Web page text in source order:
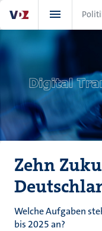
zum
Inhalt
Zehn
Welche Aufgaben
bis 2025 an?